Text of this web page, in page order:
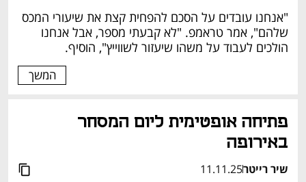
"אנחנו עובדים על הסכם להפחית קצת את שיעורי המכס
הולכים לעבוד על משהו שיעזור לשווייץ", הוסיף.
המשך
באירופה
שיר רייטר11.11.25